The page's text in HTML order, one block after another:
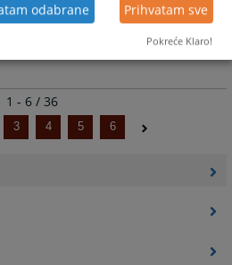
1 - 6 / 36
3 4 5 6
odabrane Prihvatam sve
Pokreće Klaro!